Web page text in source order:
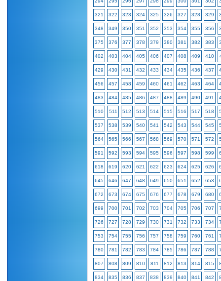
321 322 323 324 325 326 327 328 329
348 349 350 351 352 353 354 355 356
375 376 377 378 379 380 381 382 383
402 403 404 405 406 407 408 409 410
429 430 431 432 433 434 435 436 437
456 457 458 459 460 461 462 463 464
483 484 485 486 487 488 489 490 491
510 511 512 513 514 515 516 517 518
537 538 539 540 541 542 543 544 545
564 565 566 567 568 569 570 571 572
591 592 593 594 595 596 597 598 599
618 619 620 621 622 623 624 625 626
645 646 647 648 649 650 651 652 653
672 673 674 675 676 677 678 679 680
699 700 701 702 703 704 705 706 707
726 727 728 729 730 731 732 733 734
753 754 755 756 757 758 759 760 761
780 781 782 783 784 785 786 787 788
807 808 809 810 811 812 813 814 815
834 835 836 837 838 839 840 841 842